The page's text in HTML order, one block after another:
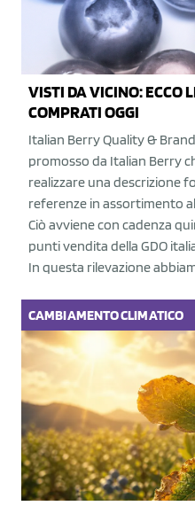
VISTI DA VICINO: ECCO
COMPRATI OGGI
Italian Berry Quality &
promosso da Italian Berry
realizzare una descrizione
referenze in assortimento
Ciò avviene con cadenza
punti vendita della GDO
In questa rilevazione
CAMBIAMENTO CLIMATICO